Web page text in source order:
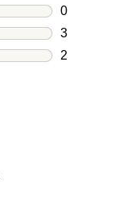
3 avis avec
0
0 avis avec
3
3 avis avec
2